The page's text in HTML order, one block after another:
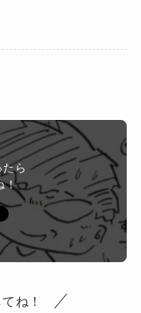
ら
！
ね！